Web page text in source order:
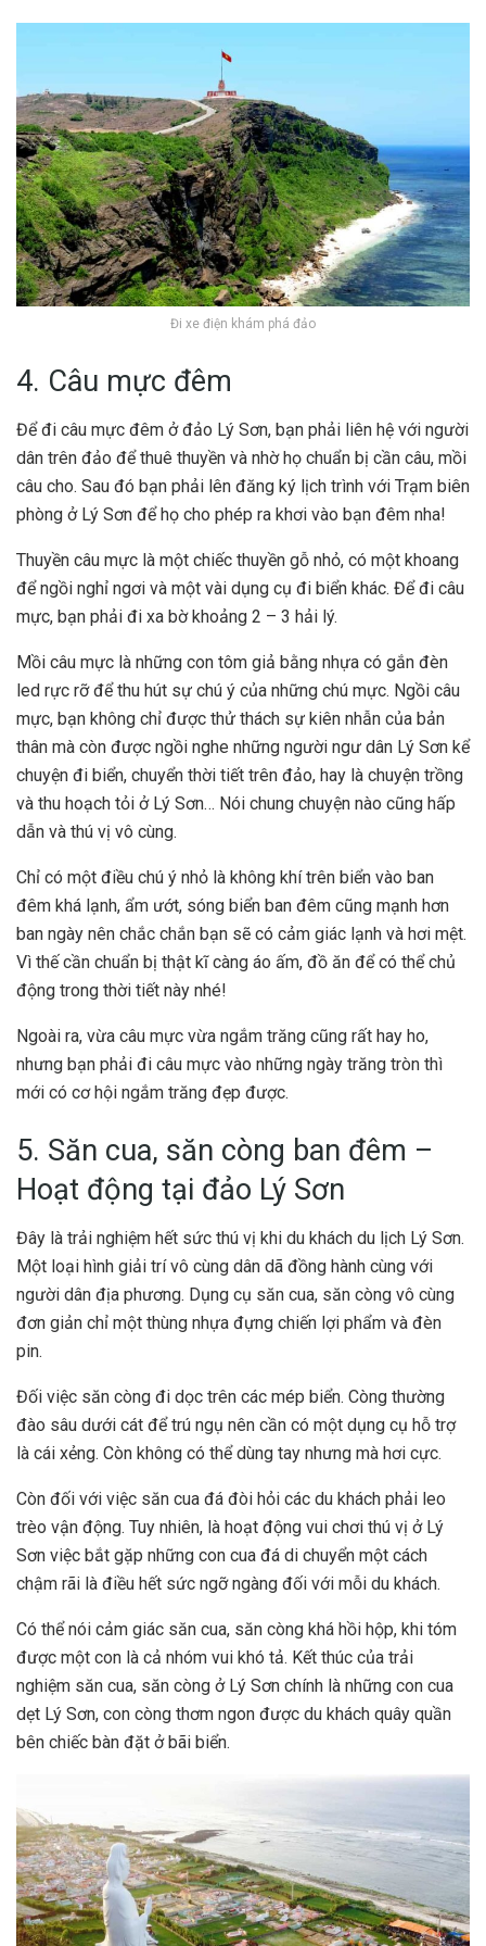
Đi xe điện khám phá đảo
4. Câu mực đêm
Để đi câu mực đêm ở đảo Lý Sơn, bạn phải liên hệ với người
dân trên đảo để thuê thuyền và nhờ họ chuẩn bị cần câu, mồi
câu cho. Sau đó bạn phải lên đăng ký lịch trình với Trạm biên
phòng ở Lý Sơn để họ cho phép ra khơi vào bạn đêm nha!
Thuyền câu mực là một chiếc thuyền gỗ nhỏ, có một khoang
để ngồi nghỉ ngơi và một vài dụng cụ đi biển khác. Để đi câu
mực, bạn phải đi xa bờ khoảng 2 – 3 hải lý.
Mồi câu mực là những con tôm giả bằng nhựa có gắn đèn
led rực rỡ để thu hút sự chú ý của những chú mực. Ngồi câu
mực, bạn không chỉ được thử thách sự kiên nhẫn của bản
thân mà còn được ngồi nghe những người ngư dân Lý Sơn kể
chuyện đi biển, chuyển thời tiết trên đảo, hay là chuyện trồng
và thu hoạch tỏi ở Lý Sơn… Nói chung chuyện nào cũng hấp
dẫn và thú vị vô cùng.
Chỉ có một điều chú ý nhỏ là không khí trên biển vào ban
đêm khá lạnh, ẩm ướt, sóng biển ban đêm cũng mạnh hơn
ban ngày nên chắc chắn bạn sẽ có cảm giác lạnh và hơi mệt.
Vì thế cần chuẩn bị thật kĩ càng áo ấm, đồ ăn để có thể chủ
động trong thời tiết này nhé!
Ngoài ra, vừa câu mực vừa ngắm trăng cũng rất hay ho,
nhưng bạn phải đi câu mực vào những ngày trăng tròn thì
mới có cơ hội ngắm trăng đẹp được.
5. Săn cua, săn còng ban đêm –
Hoạt động tại đảo Lý Sơn
Đây là trải nghiệm hết sức thú vị khi du khách du lịch Lý Sơn.
Một loại hình giải trí vô cùng dân dã đồng hành cùng với
người dân địa phương. Dụng cụ săn cua, săn còng vô cùng
đơn giản chỉ một thùng nhựa đựng chiến lợi phẩm và đèn
pin.
Đối việc săn còng đi dọc trên các mép biển. Còng thường
đào sâu dưới cát để trú ngụ nên cần có một dụng cụ hỗ trợ
là cái xẻng. Còn không có thể dùng tay nhưng mà hơi cực.
Còn đối với việc săn cua đá đòi hỏi các du khách phải leo
trèo vận động. Tuy nhiên, là hoạt động vui chơi thú vị ở Lý
Sơn việc bắt gặp những con cua đá di chuyển một cách
chậm rãi là điều hết sức ngỡ ngàng đối với mỗi du khách.
Có thể nói cảm giác săn cua, săn còng khá hồi hộp, khi tóm
được một con là cả nhóm vui khó tả. Kết thúc của trải
nghiệm săn cua, săn còng ở Lý Sơn chính là những con cua
dẹt Lý Sơn, con còng thơm ngon được du khách quây quần
bên chiếc bàn đặt ở bãi biển.